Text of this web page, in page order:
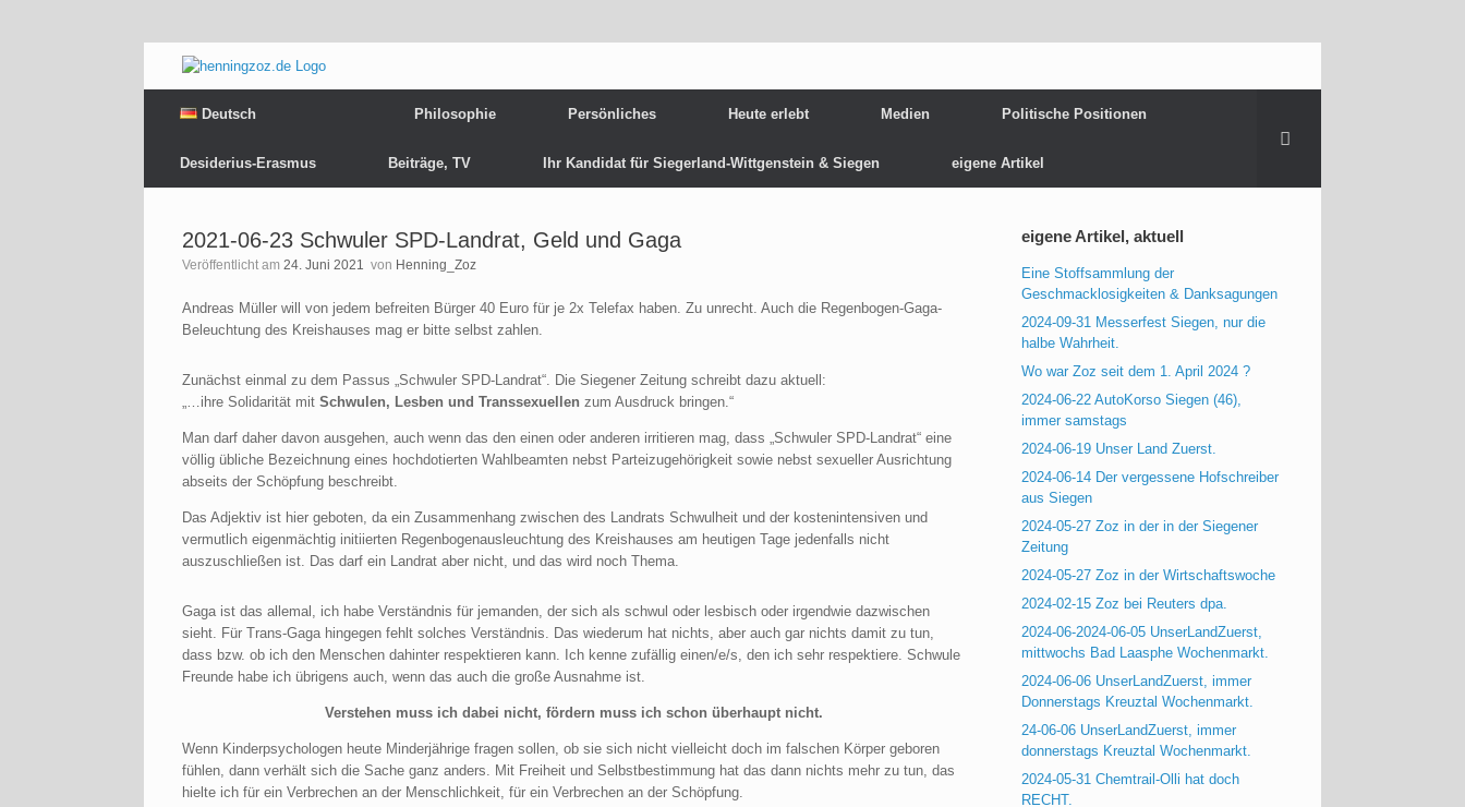
Deutsch Philosophie Persönliches Heute erlebt Medien Politische Positionen
Desiderius-Erasmus Beiträge, TV Ihr Kandidat für Siegerland-Wittgenstein & Siegen eigene Artikel
2021-06-23 Schwuler SPD-Landrat, Geld und Gaga
Veröffentlicht am 24. Juni 2021 von Henning_Zoz
Andreas Müller will von jedem befreiten Bürger 40 Euro für je 2x Telefax haben. Zu unrecht. Auch die Regenbogen-Gaga-
Beleuchtung des Kreishauses mag er bitte selbst zahlen.
Zunächst einmal zu dem Passus „Schwuler SPD-Landrat“. Die Siegener Zeitung schreibt dazu aktuell:
„…ihre Solidarität mit Schwulen, Lesben und Transsexuellen zum Ausdruck bringen.“
Man darf daher davon ausgehen, auch wenn das den einen oder anderen irritieren mag, dass „Schwuler SPD-Landrat“ eine
völlig übliche Bezeichnung eines hochdotierten Wahlbeamten nebst Parteizugehörigkeit sowie nebst sexueller Ausrichtung
abseits der Schöpfung beschreibt.
Das Adjektiv ist hier geboten, da ein Zusammenhang zwischen des Landrats Schwulheit und der kostenintensiven und
vermutlich eigenmächtig initiierten Regenbogenausleuchtung des Kreishauses am heutigen Tage jedenfalls nicht
auszuschließen ist. Das darf ein Landrat aber nicht, und das wird noch Thema.
Gaga ist das allemal, ich habe Verständnis für jemanden, der sich als schwul oder lesbisch oder irgendwie dazwischen
sieht. Für Trans-Gaga hingegen fehlt solches Verständnis. Das wiederum hat nichts, aber auch gar nichts damit zu tun,
dass bzw. ob ich den Menschen dahinter respektieren kann. Ich kenne zufällig einen/e/s, den ich sehr respektiere. Schwule
Freunde habe ich übrigens auch, wenn das auch die große Ausnahme ist.
Verstehen muss ich dabei nicht, fördern muss ich schon überhaupt nicht.
Wenn Kinderpsychologen heute Minderjährige fragen sollen, ob sie sich nicht vielleicht doch im falschen Körper geboren
fühlen, dann verhält sich die Sache ganz anders. Mit Freiheit und Selbstbestimmung hat das dann nichts mehr zu tun, das
hielte ich für ein Verbrechen an der Menschlichkeit, für ein Verbrechen an der Schöpfung.
eigene Artikel, aktuell
Eine Stoffsammlung der
Geschmacklosigkeiten & Danksagungen
2024-09-31 Messerfest Siegen, nur die
halbe Wahrheit.
Wo war Zoz seit dem 1. April 2024 ?
2024-06-22 AutoKorso Siegen (46),
immer samstags
2024-06-19 Unser Land Zuerst.
2024-06-14 Der vergessene Hofschreiber
aus Siegen
2024-05-27 Zoz in der in der Siegener
Zeitung
2024-05-27 Zoz in der Wirtschaftswoche
2024-02-15 Zoz bei Reuters dpa.
2024-06-2024-06-05 UnserLandZuerst,
mittwochs Bad Laasphe Wochenmarkt.
2024-06-06 UnserLandZuerst, immer
Donnerstags Kreuztal Wochenmarkt.
24-06-06 UnserLandZuerst, immer
donnerstags Kreuztal Wochenmarkt.
2024-05-31 Chemtrail-Olli hat doch
RECHT.